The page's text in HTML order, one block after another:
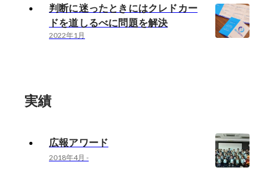
判断に迷ったときにはクレドカー
ドを道しるべに問題を解決
2022年1月
実績
広報アワード
2018年4月 -